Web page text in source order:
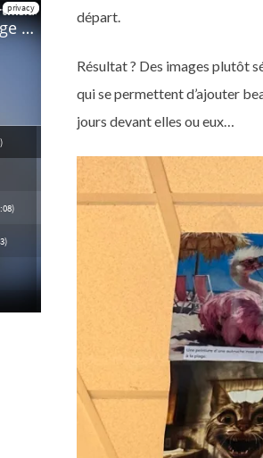
départ.
Résultat ? Des images plutôt
qui se permettent d’ajouter
jours devant elles ou eux…